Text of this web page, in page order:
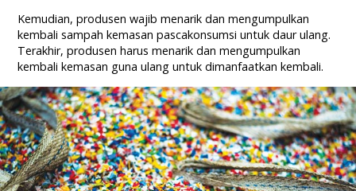
Kemudian, produsen wajib menarik dan mengumpulkan
kembali sampah kemasan pascakonsumsi untuk daur ulang.
Terakhir, produsen harus menarik dan mengumpulkan
kembali kemasan guna ulang untuk dimanfaatkan kembali.